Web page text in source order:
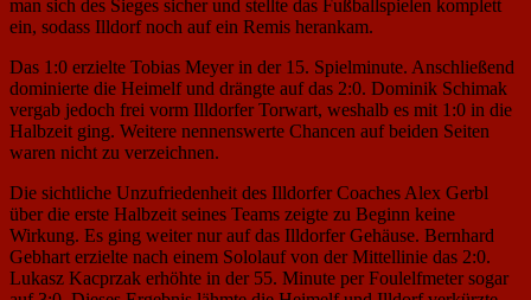
man sich des Sieges sicher und stellte das Fußballspielen komplett
ein, sodass Illdorf noch auf ein Remis herankam.
Das 1:0 erzielte Tobias Meyer in der 15. Spielminute. Anschließend
dominierte die Heimelf und drängte auf das 2:0. Dominik Schimak
vergab jedoch frei vorm Illdorfer Torwart, weshalb es mit 1:0 in die
Halbzeit ging. Weitere nennenswerte Chancen auf beiden Seiten
waren nicht zu verzeichnen.
Die sichtliche Unzufriedenheit des Illdorfer Coaches Alex Gerbl
über die erste Halbzeit seines Teams zeigte zu Beginn keine
Wirkung. Es ging weiter nur auf das Illdorfer Gehäuse. Bernhard
Gebhart erzielte nach einem Sololauf von der Mittellinie das 2:0.
Lukasz Kacprzak erhöhte in der 55. Minute per Foulelfmeter sogar